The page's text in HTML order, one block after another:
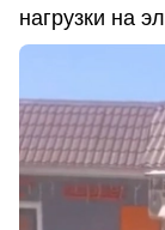
нагрузки на